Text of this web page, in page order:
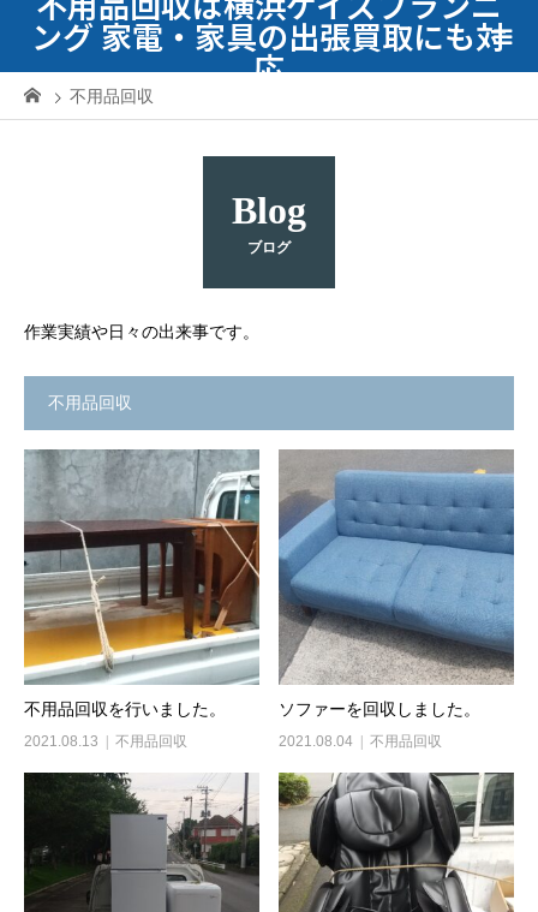
ング 家電・家具の出張買取にも対
応
不用品回収
Blog
ブログ
作業実績や日々の出来事です。
不用品回収
不用品回収を行いました。
2021.08.13 不用品回収
ソファーを回収しました。
2021.08.04 不用品回収